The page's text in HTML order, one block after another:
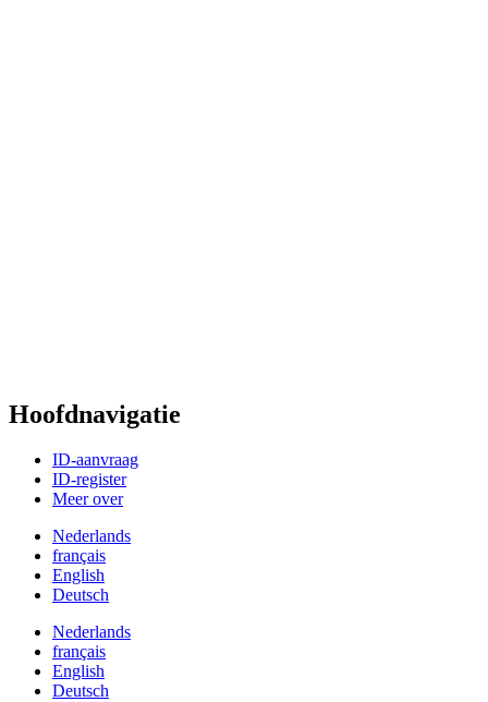
Hoofdnavigatie
ID-aanvraag
ID-register
Meer over
Nederlands
français
English
Deutsch
Nederlands
français
English
Deutsch